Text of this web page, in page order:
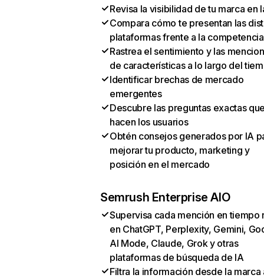
Revisa la visibilidad de tu marca en
Compara cómo te presentan las
plataformas frente a la competencia
Rastrea el sentimiento y las
de características a lo largo del
Identificar brechas de mercado
emergentes
Descubre las preguntas exactas
hacen los usuarios
Obtén consejos generados por IA
mejorar tu producto, marketing y
posición en el mercado
Semrush Enterprise AIO
Supervisa cada mención en tiempo
en ChatGPT, Perplexity, Gemini,
AI Mode, Claude, Grok y otras
plataformas de búsqueda de IA
Filtra la información desde la marca